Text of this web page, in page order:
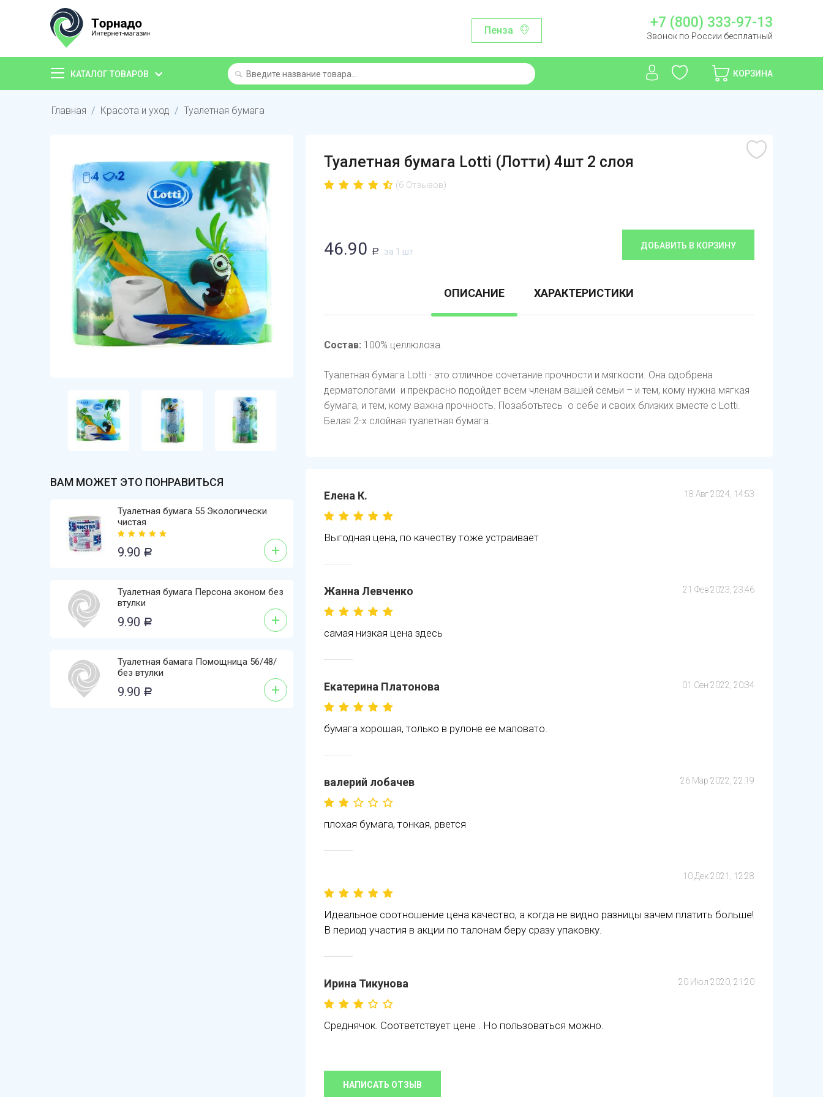
Пенза +7 (800) 333-97-13
Звонок по России бесплатный
КАТАЛОГ ТОВАРОВ КОРЗИНА
Главная / Красота и уход / Туалетная бумага
ВАМ МОЖЕТ ЭТО ПОНРАВИТЬСЯ
Туалетная бумага 55 Экологически
чистая
9.90 Р +
Туалетная бумага Персона эконом без
втулки
9.90 Р +
Туалетная бамага Помощница 56/48/
без втулки
9.90 Р +
Туалетная бумага Lotti (Лотти) 4шт 2 слоя
(6 Отзывов)
46.90 Р за 1 шт
ДОБАВИТЬ В КОРЗИНУ
ОПИСАНИЕ ХАРАКТЕРИСТИКИ
Состав: 100% целлюлоза.
Туалетная бумага Lotti - это отличное сочетание прочности и мягкости. Она одобрена
дерматологами и прекрасно подойдет всем членам вашей семьи – и тем, кому нужна мягкая
бумага, и тем, кому важна прочность. Позаботьтесь о себе и своих близких вместе с Lotti.
Белая 2-х слойная туалетная бумага.
Елена К. 18 Авг 2024, 14:53
Выгодная цена, по качеству тоже устраивает
Жанна Левченко 21 Фев 2023, 23:46
самая низкая цена здесь
Екатерина Платонова 01 Сен 2022, 20:34
бумага хорошая, только в рулоне ее маловато.
валерий лобачев 26 Мар 2022, 22:19
плохая бумага, тонкая, рвется
10 Дек 2021, 12:28
Идеальное соотношение цена качество, а когда не видно разницы зачем платить больше!
В период участия в акции по талонам беру сразу упаковку.
Ирина Тикунова 20 Июл 2020, 21:20
Среднячок. Соответствует цене . Но пользоваться можно.
НАПИСАТЬ ОТЗЫВ